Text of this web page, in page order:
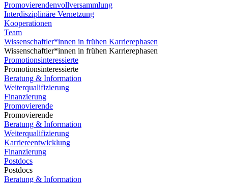
Promovierendenvollversammlung
Interdisziplinäre Vernetzung
Kooperationen
Team
Wissenschaftler*innen in frühen Karrierephasen
Wissenschaftler*innen in frühen Karrierephasen
Promotionsinteressierte
Promotionsinteressierte
Beratung & Information
Weiterqualifizierung
Finanzierung
Promovierende
Promovierende
Beratung & Information
Weiterqualifizierung
Karriereentwicklung
Finanzierung
Postdocs
Postdocs
Beratung & Information